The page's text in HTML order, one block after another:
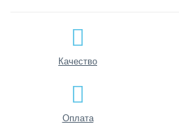
Качество
Оплата